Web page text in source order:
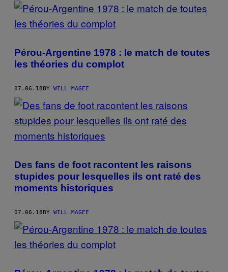
POSTS
BY
THIS
AUTHOR
Pérou-Argentine 1978 : le match de toutes
les théories du complot
07.06.18BY WILL MAGEE
Des fans de foot racontent les raisons
stupides pour lesquelles ils ont raté des
moments historiques
07.06.18BY WILL MAGEE